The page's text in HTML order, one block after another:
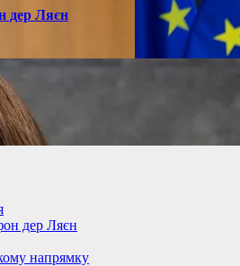
дер Ляєн
дер Ляєн
напрямку